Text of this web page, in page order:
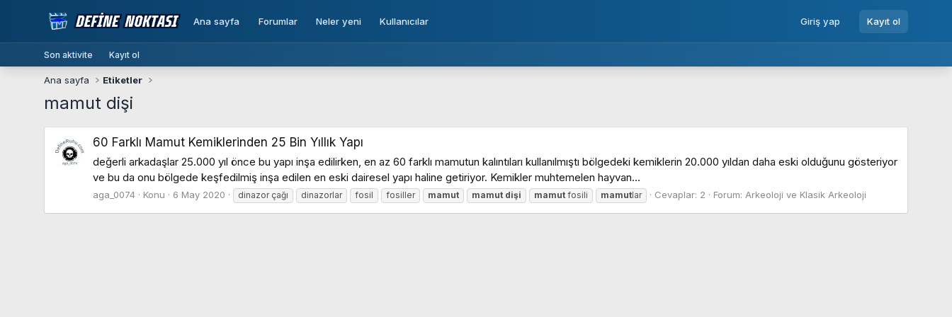
Ana sayfa Forumlar Neler yeni Kullanıcılar Giriş yap Kayıt ol
Son aktivite Kayıt ol
Ana sayfa Etiketler
mamut dişi
60 Farklı Mamut Kemiklerinden 25 Bin Yıllık Yapı
değerli arkadaşlar 25.000 yıl önce bu yapı inşa edilirken, en az 60 farklı mamutun kalıntıları kullanılmıştı bölgedeki kemiklerin 20.000 yıldan daha eski olduğunu gösteriyor
ve bu da onu bölgede keşfedilmiş inşa edilen en eski dairesel yapı haline getiriyor. Kemikler muhtemelen hayvan...
aga_0074 Konu 6 May 2020 dinazor çağı dinazorlar fosil fosiller mamut mamut dişi mamut fosili mamutlar Cevaplar: 2 Forum: Arkeoloji ve Klasik Arkeoloji